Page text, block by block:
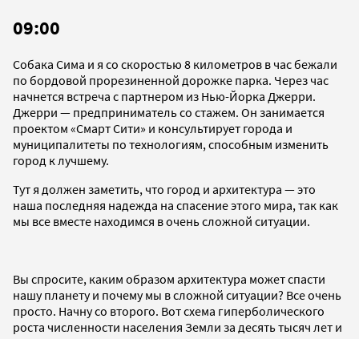
09:00
Собака Сима и я со скоростью 8 километров в час бежали
по бордовой прорезиненной дорожке парка. Через час
начнется встреча с партнером из Нью-Йорка Джерри.
Джерри — предприниматель со стажем. Он занимается
проектом «Смарт Сити» и консультирует города и
муниципалитеты по технологиям, способным изменить
город к лучшему.
Тут я должен заметить, что город и архитектура — это
наша последняя надежда на спасение этого мира, так как
мы все вместе находимся в очень сложной ситуации.
Вы спросите, каким образом архитектура может спасти
нашу планету и почему мы в сложной ситуации? Все очень
просто. Начну со второго. Вот схема гиперболического
роста численности населения Земли за десять тысяч лет и